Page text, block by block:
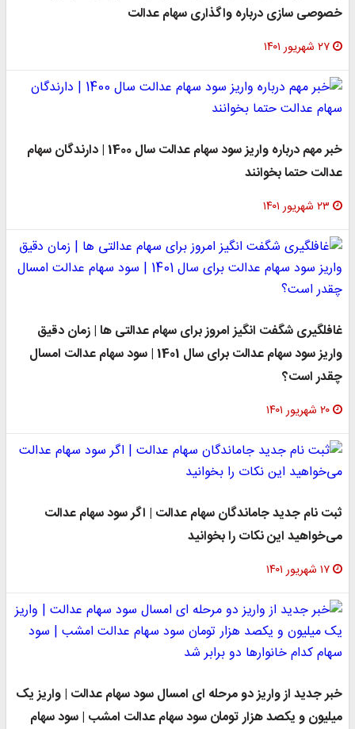
خصوصی سازی درباره واگذاری سهام عدالت
۲۷ شهریور ۱۴۰۱
خبر مهم درباره واریز سود سهام عدالت سال 1400 | دارندگان سهام
عدالت حتما بخوانند
۲۳ شهریور ۱۴۰۱
غافلگیری شگفت انگیز امروز برای سهام عدالتی ها | زمان دقیق
واریز سود سهام عدالت برای سال 1401 | سود سهام عدالت امسال
چقدر است؟
۲۰ شهریور ۱۴۰۱
ثبت نام جدید جاماندگان سهام عدالت | اگر سود سهام عدالت
می‌خواهید این نکات را بخوانید
۱۷ شهریور ۱۴۰۱
خبر جدید از واریز دو مرحله ای امسال سود سهام عدالت | واریز یک
میلیون و یکصد هزار تومان سود سهام عدالت امشب | سود سهام